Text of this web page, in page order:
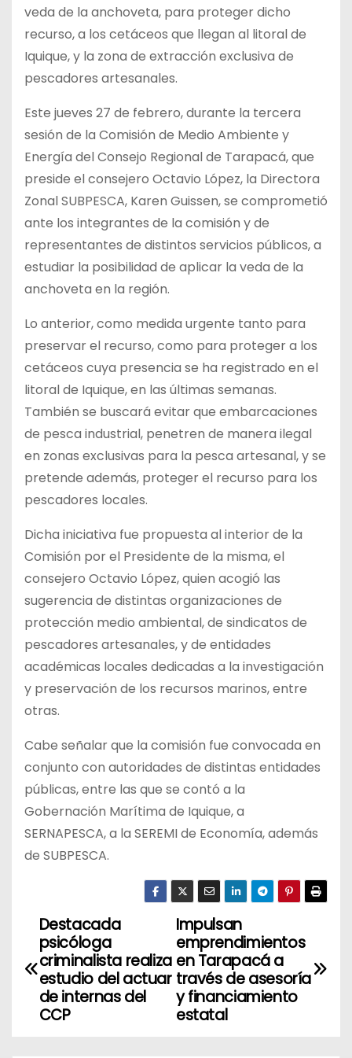
veda de la anchoveta, para proteger dicho
recurso, a los cetáceos que llegan al litoral de
Iquique, y la zona de extracción exclusiva de
pescadores artesanales.
Este jueves 27 de febrero, durante la tercera
sesión de la Comisión de Medio Ambiente y
Energía del Consejo Regional de Tarapacá, que
preside el consejero Octavio López, la Directora
Zonal SUBPESCA, Karen Guissen, se comprometió
ante los integrantes de la comisión y de
representantes de distintos servicios públicos, a
estudiar la posibilidad de aplicar la veda de la
anchoveta en la región.
Lo anterior, como medida urgente tanto para
preservar el recurso, como para proteger a los
cetáceos cuya presencia se ha registrado en el
litoral de Iquique, en las últimas semanas.
También se buscará evitar que embarcaciones
de pesca industrial, penetren de manera ilegal
en zonas exclusivas para la pesca artesanal, y se
pretende además, proteger el recurso para los
pescadores locales.
Dicha iniciativa fue propuesta al interior de la
Comisión por el Presidente de la misma, el
consejero Octavio López, quien acogió las
sugerencia de distintas organizaciones de
protección medio ambiental, de sindicatos de
pescadores artesanales, y de entidades
académicas locales dedicadas a la investigación
y preservación de los recursos marinos, entre
otras.
Cabe señalar que la comisión fue convocada en
conjunto con autoridades de distintas entidades
públicas, entre las que se contó a la
Gobernación Marítima de Iquique, a
SERNAPESCA, a la SEREMI de Economía, además
de SUBPESCA.
N
a
Impulsan
emprendimientos
en Tarapacá a
través de asesoría
y financiamiento
estatal
Destacada
psicóloga
criminalista realiza
estudio del actuar
de internas del
CCP